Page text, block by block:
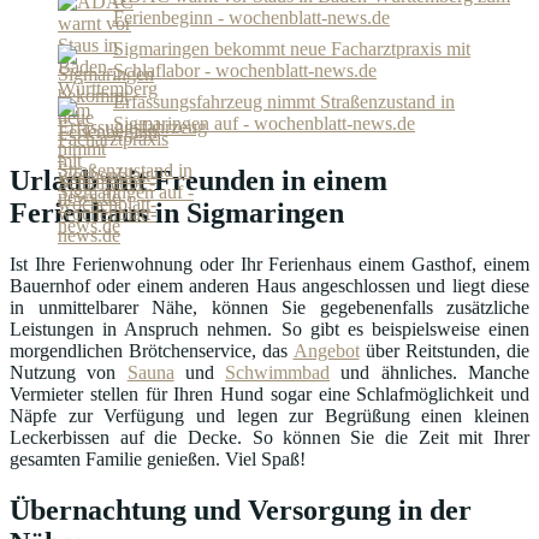
Ferienbeginn - wochenblatt-news.de
Sigmaringen bekommt neue Facharztpraxis mit
Schlaflabor - wochenblatt-news.de
Erfassungsfahrzeug nimmt Straßenzustand in
Sigmaringen auf - wochenblatt-news.de
Urlaub mit Freunden in einem
Ferienhaus in Sigmaringen
Ist Ihre Ferienwohnung oder Ihr Ferienhaus einem Gasthof, einem
Bauernhof oder einem anderen Haus angeschlossen und liegt diese
in unmittelbarer Nähe, können Sie gegebenenfalls zusätzliche
Leistungen in Anspruch nehmen. So gibt es beispielsweise einen
morgendlichen Brötchenservice, das Angebotüber Reitstunden, die
Nutzung von Sauna und Schwimmbad und ähnliches. Manche
Vermieter stellen für Ihren Hund sogar eine Schlafmöglichkeit und
Näpfe zur Verfügung und legen zur Begrüßung einen kleinen
Leckerbissen auf die Decke. So können Sie die Zeit mit Ihrer
gesamten Familie genießen. Viel Spaß!
Übernachtung und Versorgung in der